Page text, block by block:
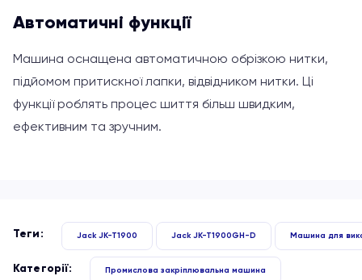
Автоматичні функції
Машина оснащена автоматичною обрізкою нитки,
підйомом притискної лапки, відвідником нитки. Ці
функції роблять процес шиття більш швидким,
ефективним та зручним.
Теги: Jack JK-T1900 Jack JK-T1900GH-D Машина для
Категорії: Промислова закріплювальна машина